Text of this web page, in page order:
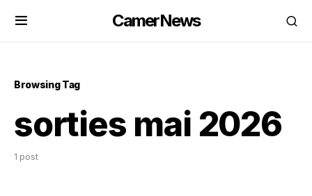
CamerNews
Browsing Tag
sorties mai 2026
1 post